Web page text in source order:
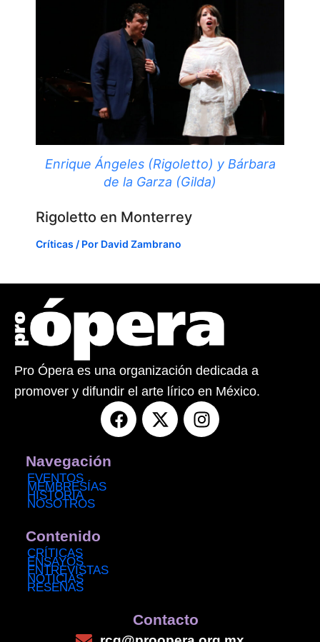
Enrique Ángeles (Rigoletto) y Bárbara
de la Garza (Gilda)
Rigoletto en Monterrey
Críticas / Por David Zambrano
Pro Ópera es una organización dedicada a
promover y difundir el arte lírico en México.
F
a
X
-
I
n
Navegación
EVENTOS
MEMBRESÍAS
HISTORIA
NOSOTROS
Contenido
CRÍTICAS
ENSAYOS
ENTREVISTAS
NOTICIAS
RESEÑAS
Contacto